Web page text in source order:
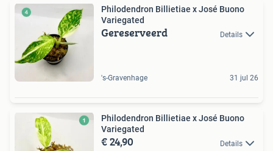
Philodendron Billietiae x José Buono
Variegated
Gereserveerd Details
's-Gravenhage 31 jul 26
Philodendron Billietiae x José Buono
Variegated
€ 24,90 Details